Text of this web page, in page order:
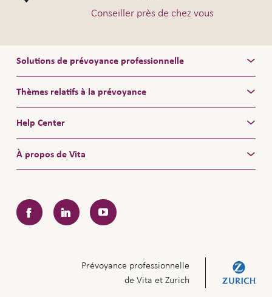
Conseiller près de chez vous
Solutions de prévoyance professionnelle
Thèmes relatifs à la prévoyance
Help Center
À propos de Vita
FacebookLinkedInYouTube
Prévoyance professionnelle
de Vita et Zurich